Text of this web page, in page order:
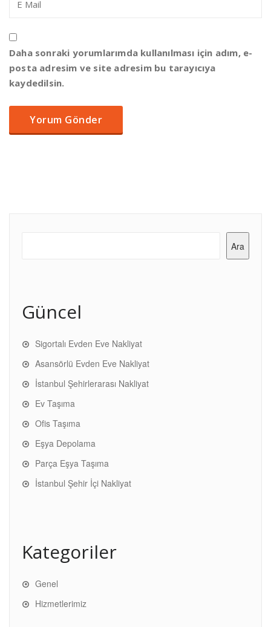
Daha sonraki yorumlarımda kullanılması için adım, e-
posta adresim ve site adresim bu tarayıcıya
kaydedilsin.
Ara
Güncel
Sigortalı Evden Eve Nakliyat
Asansörlü Evden Eve Nakliyat
İstanbul Şehirlerarası Nakliyat
Ev Taşıma
Ofis Taşıma
Eşya Depolama
Parça Eşya Taşıma
İstanbul Şehir İçi Nakliyat
Kategoriler
Genel
Hizmetlerimiz